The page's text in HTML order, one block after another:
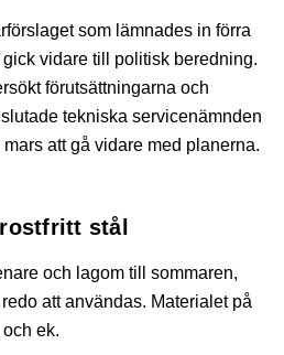
som lämnades in förra
vidare till politisk beredning.
förutsättningarna och
tekniska servicenämnden
att gå vidare med planerna.
stål
och lagom till sommaren,
att användas. Materialet på
ek.